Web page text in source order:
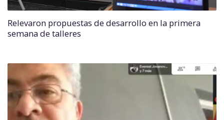
Relevaron propuestas de desarrollo en la primera
semana de talleres